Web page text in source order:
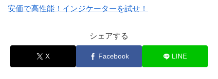
安価で高性能！インジケーターを試せ！
シェアする
X Facebook LINE